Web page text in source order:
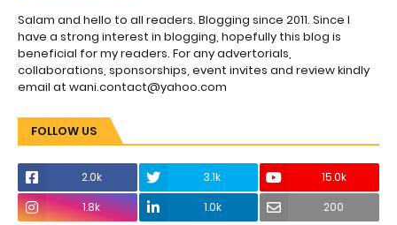
Salam and hello to all readers. Blogging since 2011. Since I
have a strong interest in blogging, hopefully this blog is
beneficial for my readers. For any advertorials,
collaborations, sponsorships, event invites and review kindly
email at wani.contact@yahoo.com
FOLLOW US
2.0k 3.1k
15.0k
1.8k
1.0k 200